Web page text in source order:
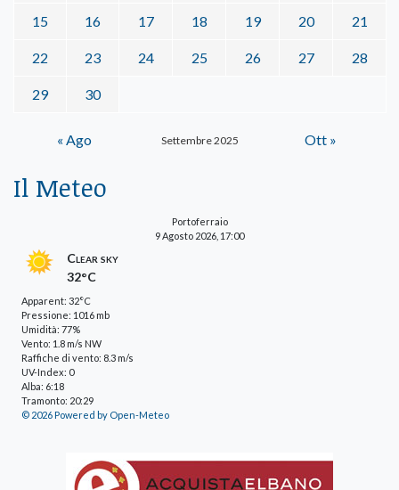
Settembre 2025
15 16 17 18 19 20 21
22 23 24 25 26 27 28
29 30
« Ago Ott »
Il Meteo
Portoferraio
9 Agosto 2026, 17:00
Clear sky
32°C
Apparent: 32°C
Pressione: 1016 mb
Umidità: 77%
Vento: 1.8 m/s NW
Raffiche di vento: 8.3 m/s
UV-Index: 0
Alba: 6:18
Tramonto: 20:29
© 2026 Powered by Open-Meteo